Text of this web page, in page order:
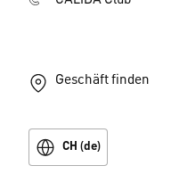
Geschäft finden
CH (de)